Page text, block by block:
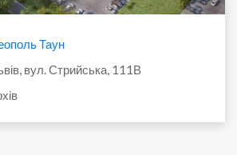
Таун
вул. Стрийська, 111В